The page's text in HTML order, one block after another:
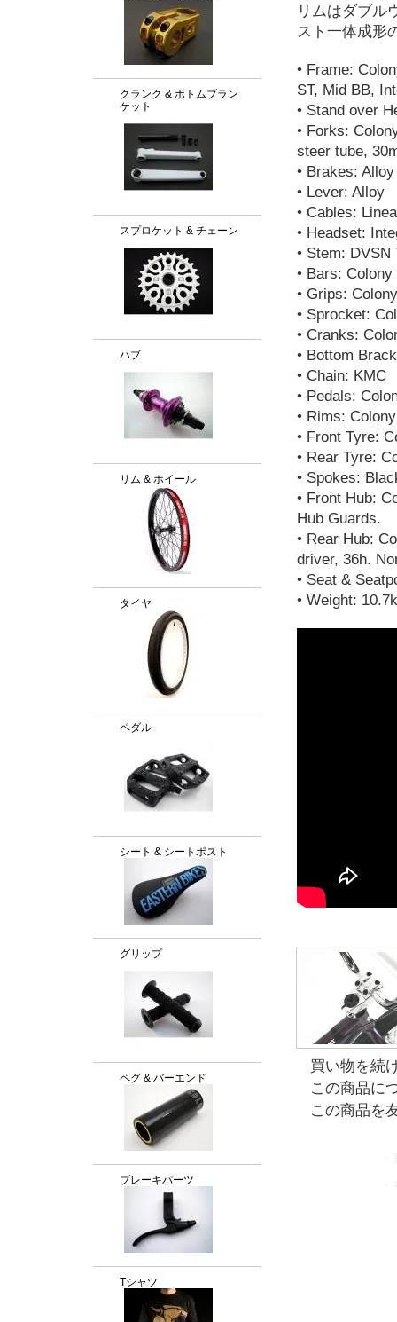
クランク & ボトムブラン
ケット
スプロケット & チェーン
ハブ
リム & ホイール
タイヤ
ペダル
シート & シートポスト
グリップ
ペグ & バーエンド
ブレーキパーツ
Tシャツ
リムはダブル
スト一体成形
• Frame:
ST, Mid BB,
• Stand over
• Forks:
steer tube,
• Brakes:
• Lever: Alloy
• Cables:
• Headset:
• Stem:
• Bars:
• Grips:
• Sprocket:
• Cranks:
• Bottom
• Chain: KMC
• Pedals:
• Rims:
• Front Tyre:
• Rear Tyre:
• Spokes:
• Front Hub:
Hub Guards.
• Rear Hub:
driver, 36h.
• Seat &
• Weight:
買い物を続
この商品に
この商品を